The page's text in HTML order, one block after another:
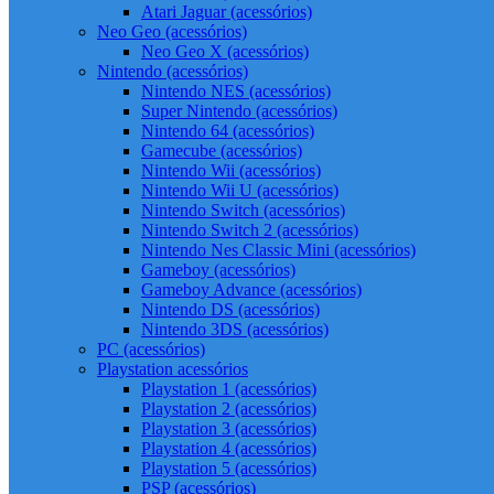
Atari Jaguar (acessórios)
Neo Geo (acessórios)
Neo Geo X (acessórios)
Nintendo (acessórios)
Nintendo NES (acessórios)
Super Nintendo (acessórios)
Nintendo 64 (acessórios)
Gamecube (acessórios)
Nintendo Wii (acessórios)
Nintendo Wii U (acessórios)
Nintendo Switch (acessórios)
Nintendo Switch 2 (acessórios)
Nintendo Nes Classic Mini (acessórios)
Gameboy (acessórios)
Gameboy Advance (acessórios)
Nintendo DS (acessórios)
Nintendo 3DS (acessórios)
PC (acessórios)
Playstation acessórios
Playstation 1 (acessórios)
Playstation 2 (acessórios)
Playstation 3 (acessórios)
Playstation 4 (acessórios)
Playstation 5 (acessórios)
PSP (acessórios)